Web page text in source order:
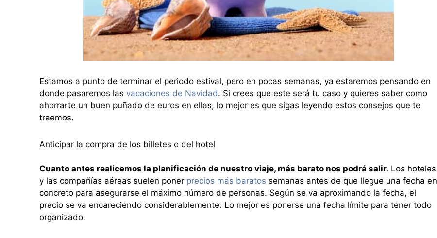
Estamos a punto de terminar el periodo estival, pero en pocas semanas, ya estaremos pensando en
donde pasaremos las vacaciones de Navidad. Si crees que este será tu caso y quieres saber como
ahorrarte un buen puñado de euros en ellas, lo mejor es que sigas leyendo estos consejos que te
traemos.
Anticipar la compra de los billetes o del hotel
Cuanto antes realicemos la planificación de nuestro viaje, más barato nos podrá salir. Los hoteles
y las compañías aéreas suelen poner precios más baratos semanas antes de que llegue una fecha en
concreto para asegurarse el máximo número de personas. Según se va aproximando la fecha, el
precio se va encareciendo considerablemente. Lo mejor es ponerse una fecha límite para tener todo
organizado.